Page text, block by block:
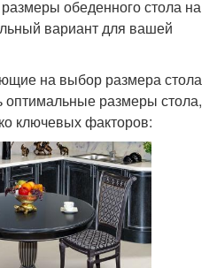
обеденного стола на
вариант для вашей
на выбор размера стола
оптимальные размеры стола,
ключевых факторов: